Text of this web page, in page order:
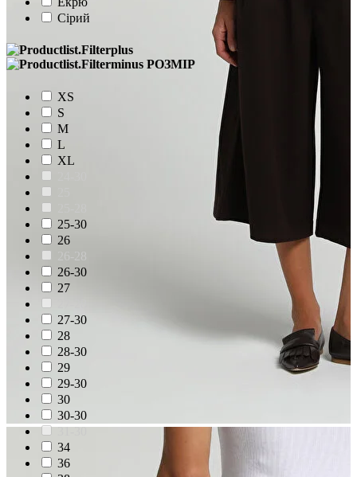
Сірий
РОЗМІР
XS
S
M
L
XL
25-30
26
26-30
27
27-30
28
28-30
29
29-30
30
30-30
31-30
34
36